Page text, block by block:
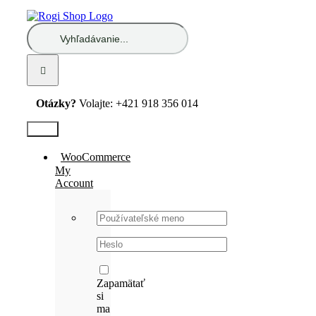
content
Hľadať:
Otázky? Volajte: +421 918 356 014
WooCommerce
My
Account
Username:
Password:
Zapamätať
si
ma